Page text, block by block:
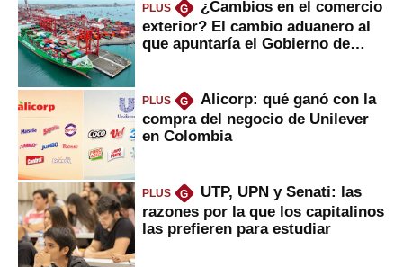
PLUS G
¿Cambios en el comercio
exterior? El cambio aduanero al
que apuntaría el Gobierno de
PLUS G
Alicorp: qué ganó con la
compra del negocio de Unilever
en Colombia
PLUS G
UTP, UPN y Senati: las
razones por la que los capitalinos
las prefieren para estudiar